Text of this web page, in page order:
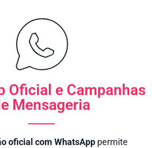
Oficial e Campanhas
Mensageria
oficial com WhatsApppermite